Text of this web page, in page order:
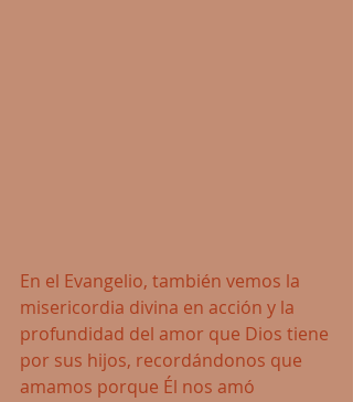
En el Evangelio, también vemos la
misericordia divina en acción y la
profundidad del amor que Dios tiene
por sus hijos, recordándonos que
amamos porque Él nos amó